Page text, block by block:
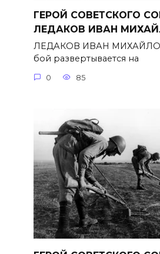
ГЕРОЙ СОВЕТСКОГО
ЛЕДАКОВ ИВАН
ЛЕДАКОВ ИВАН
бой развертывается на
0 85